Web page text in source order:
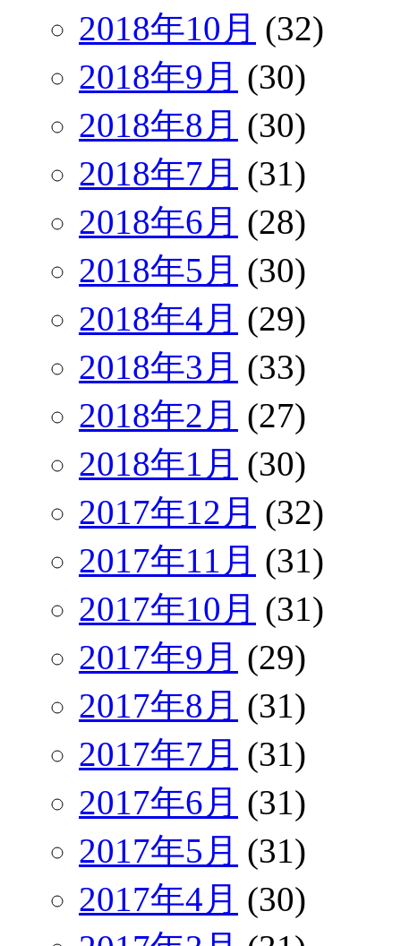
2018年10月 (32)
2018年9月 (30)
2018年8月 (30)
2018年7月 (31)
2018年6月 (28)
2018年5月 (30)
2018年4月 (29)
2018年3月 (33)
2018年2月 (27)
2018年1月 (30)
2017年12月 (32)
2017年11月 (31)
2017年10月 (31)
2017年9月 (29)
2017年8月 (31)
2017年7月 (31)
2017年6月 (31)
2017年5月 (31)
2017年4月 (30)